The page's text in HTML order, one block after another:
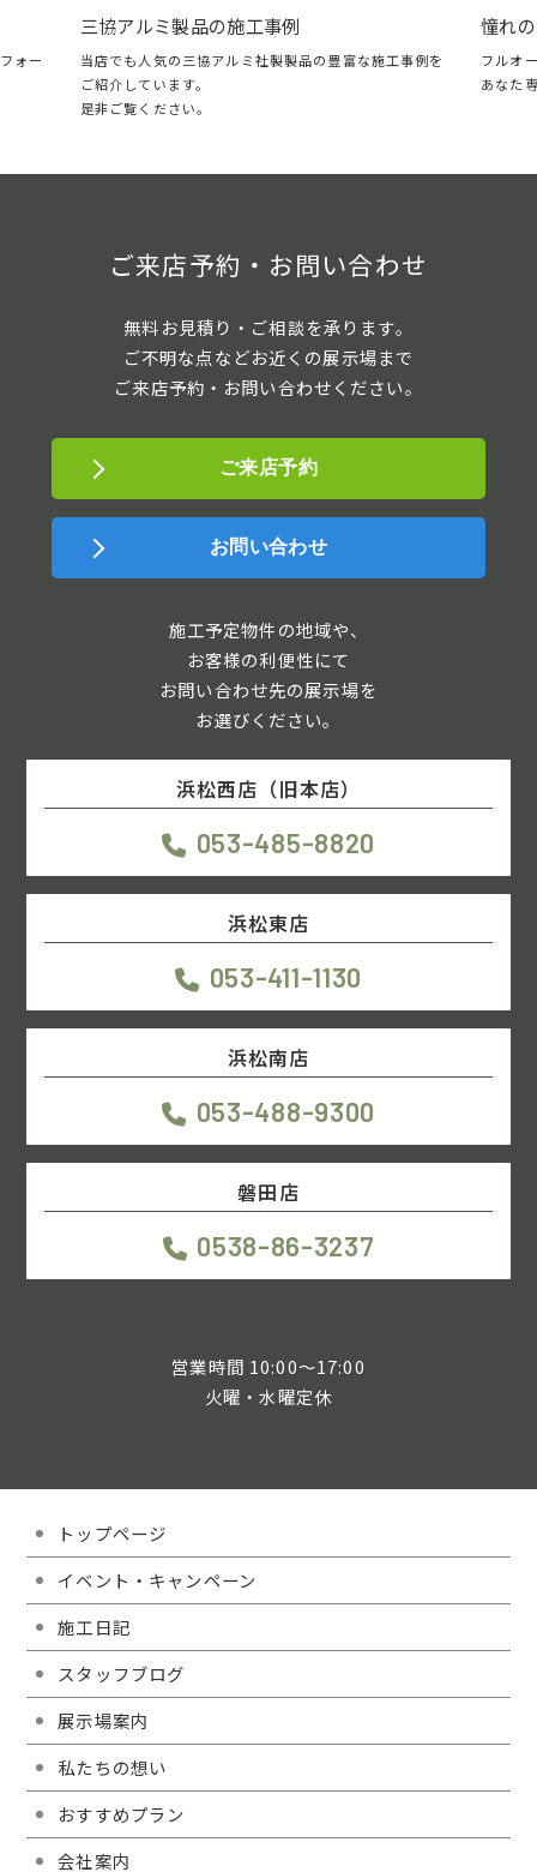
ォー
三協アルミ製品の施工事例
当店でも人気の三協アルミ社製製品の豊富な施工事例を
ご紹介しています。
是非ご覧ください。
憧れ
フルオ
あなた
ご来店予約・お問い合わせ
無料お見積り・ご相談を承ります。
ご不明な点などお近くの展示場まで
ご来店予約・お問い合わせください。
ご来店予約
お問い合わせ
施工予定物件の地域や、
お客様の利便性にて
お問い合わせ先の展示場を
お選びください。
浜松西店（旧本店）
053-485-8820
浜松東店
053-411-1130
浜松南店
053-488-9300
磐田店
0538-86-3237
営業時間 10:00～17:00
火曜・水曜定休
トップページ
イベント・キャンペーン
施工日記
スタッフブログ
展示場案内
私たちの想い
おすすめプラン
会社案内